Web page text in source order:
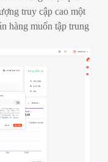
truy cập cao một
hàng muốn tập trung